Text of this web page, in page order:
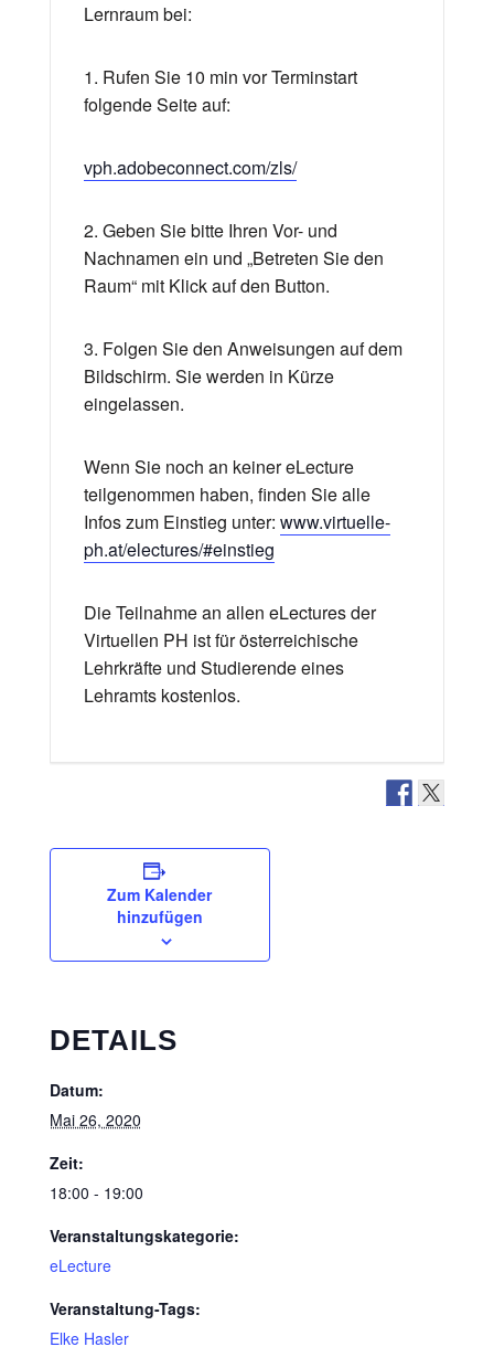
Lernraum bei:
1. Rufen Sie 10 min vor Terminstart
folgende Seite auf:
vph.adobeconnect.com/zls/
2. Geben Sie bitte Ihren Vor- und
Nachnamen ein und „Betreten Sie den
Raum“ mit Klick auf den Button.
3. Folgen Sie den Anweisungen auf dem
Bildschirm. Sie werden in Kürze
eingelassen.
Wenn Sie noch an keiner eLecture
teilgenommen haben, finden Sie alle
Infos zum Einstieg unter: www.virtuelle-
ph.at/electures/#einstieg
Die Teilnahme an allen eLectures der
Virtuellen PH ist für österreichische
Lehrkräfte und Studierende eines
Lehramts kostenlos.
Zum Kalender
hinzufügen
DETAILS
Datum:
Mai 26, 2020
Zeit:
18:00 - 19:00
Veranstaltungskategorie:
eLecture
Veranstaltung-Tags:
Elke Hasler